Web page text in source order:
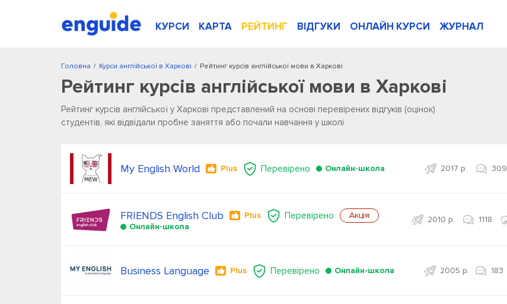
КУРСИ КАРТА РЕЙТИНГ ВІДГУКИ ОНЛАЙН КУРСИ ЖУРНАЛ
/
Головна /
Курси англійської в Харкові Рейтинг курсів англійської мови в Харкові
Рейтинг курсів англійської мови в Харкові
Рейтинг курсів англійської у Харкові представлений на основі перевірених відгуків (оцінок)
студентів, які відвідали пробне заняття або почали навчання у школі
My English World Plus Перевірено Онлайн-школа 2017 р. 309
FRIENDS English Club Plus Перевірено
Акція
Онлайн-школа
2010 р. 1118
Business Language Plus Перевірено Онлайн-школа 2005 р. 183